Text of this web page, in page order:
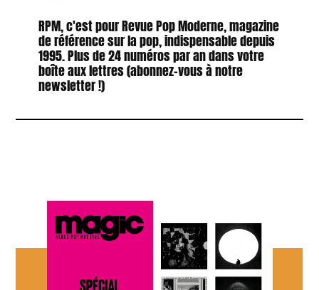
RPM, c'est pour Revue Pop Moderne, magazine
de référence sur la pop, indispensable depuis
1995. Plus de 24 numéros par an dans votre
boîte aux lettres (abonnez-vous à notre
newsletter !)